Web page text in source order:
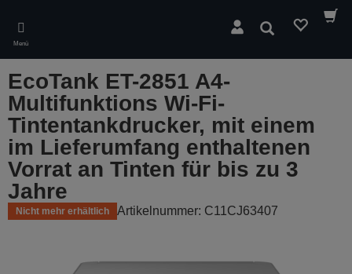
main
content
Menü
Suchen
EcoTank ET-2851 A4-
Multifunktions Wi-Fi-
Tintentankdrucker, mit einem
im Lieferumfang enthaltenen
Vorrat an Tinten für bis zu 3
Jahre
Nicht mehr erhältlich Artikelnummer: C11CJ63407